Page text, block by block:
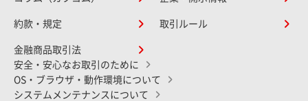
約款・規定 取引ルール
金融商品取引法
安全・安心なお取引のために
OS・ブラウザ・動作環境について
システムメンテナンスについて